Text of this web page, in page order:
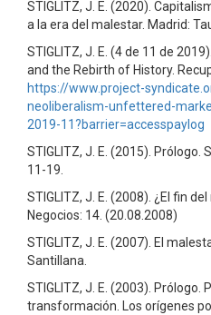
STIGLITZ, J. E. (2020).
a la era del malestar. Madrid:
STIGLITZ, J. E. (4 de 11 de
and the Rebirth of History.
https://www.project-
neoliberalism-unfettered-
2019-11?barrier=accesspaylog
STIGLITZ, J. E. (2015). Prólogo.
11-19.
STIGLITZ, J. E. (2008). ¿El fin
Negocios: 14. (20.08.2008)
STIGLITZ, J. E. (2007). El
Santillana.
STIGLITZ, J. E. (2003). Prólogo.
transformación. Los orígenes